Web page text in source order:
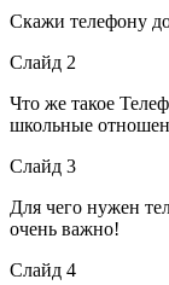
Скажи телефону
Слайд 2
Что же такое
школьные
Слайд 3
Для чего нужен
очень важно!
Слайд 4